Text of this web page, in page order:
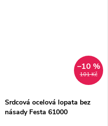
101 Kč
–10 %
Srdcová ocelová lopata bez
násady Festa 61000